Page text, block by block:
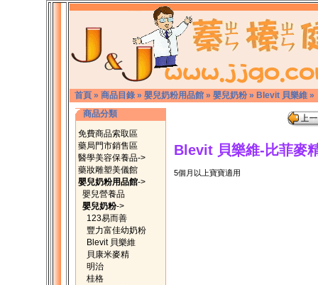
首頁 » 商品目錄 » 嬰兒奶粉用品館 » 嬰兒奶粉» Blevit 貝樂維 »
商品分類
免費商品索取區
藥局門市銷售區
醫學美容保養品->
藥妝雕塑美儀館
嬰兒奶粉用品館->
嬰兒營養品
嬰兒奶粉->
123易而善
豐力富佳幼奶粉
Blevit 貝樂維
貝康米麥精
明治
桂格
Blevit 貝樂維-比菲麥
5個月以上寶寶適用